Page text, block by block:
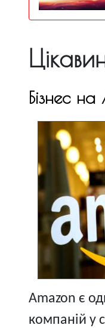
Бізнес
Amazon є
компаній у